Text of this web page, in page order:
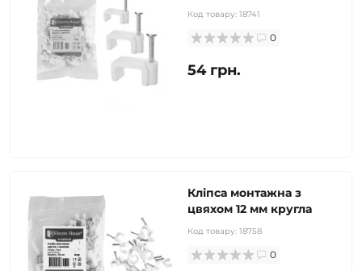
Код товару: 18741
0
54 грн.
Кліпса монтажна з
цвяхом 12 мм кругла
Код товару: 18758
0